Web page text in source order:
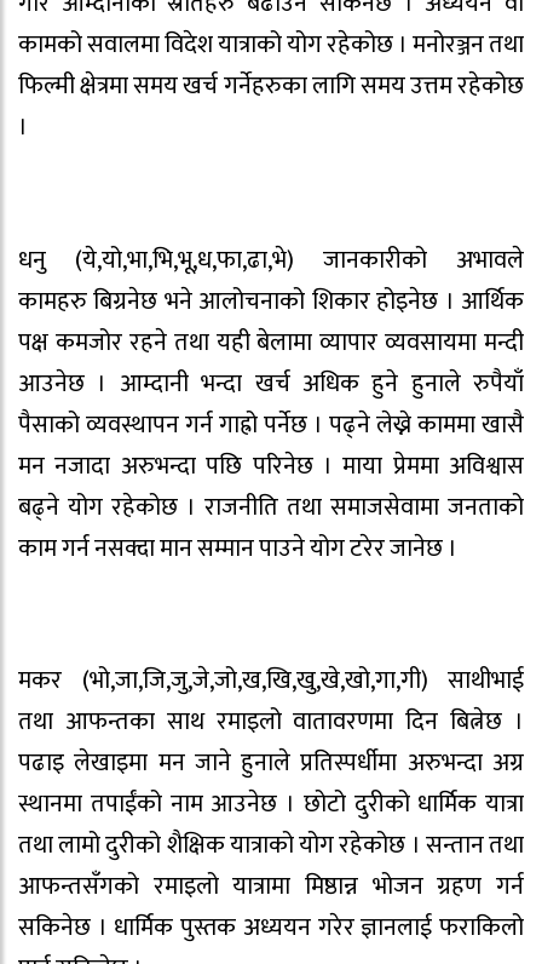
कामको सवालमा विदेश यात्राको योग रहेकोछ । मनोरञ्जन तथा
फिल्मी क्षेत्रमा समय खर्च गर्नेहरुका लागि समय उत्तम रहेकोछ
।
धनु (ये,यो,भा,भि,भू,ध,फा,ढा,भे) जानकारीको अभावले
कामहरु बिग्रनेछ भने आलोचनाको शिकार होइनेछ । आर्थिक
पक्ष कमजोर रहने तथा यही बेलामा व्यापार व्यवसायमा मन्दी
आउनेछ । आम्दानी भन्दा खर्च अधिक हुने हुनाले रुपैयाँ
पैसाको व्यवस्थापन गर्न गाह्रो पर्नेछ । पढ्ने लेख्ने काममा खासै
मन नजादा अरुभन्दा पछि परिनेछ । माया प्रेममा अविश्वास
बढ्ने योग रहेकोछ । राजनीति तथा समाजसेवामा जनताको
काम गर्न नसक्दा मान सम्मान पाउने योग टरेर जानेछ ।
मकर (भो,जा,जि,जु,जे,जो,ख,खि,खु,खे,खो,गा,गी) साथीभाई
तथा आफन्तका साथ रमाइलो वातावरणमा दिन बित्नेछ ।
पढाइ लेखाइमा मन जाने हुनाले प्रतिस्पर्धीमा अरुभन्दा अग्र
स्थानमा तपाईंको नाम आउनेछ । छोटो दुरीको धार्मिक यात्रा
तथा लामो दुरीको शैक्षिक यात्राको योग रहेकोछ । सन्तान तथा
आफन्तसँगको रमाइलो यात्रामा मिष्ठान्न भोजन ग्रहण गर्न
सकिनेछ । धार्मिक पुस्तक अध्ययन गरेर ज्ञानलाई फराकिलो